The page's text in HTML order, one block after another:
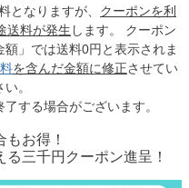
となりますが、 クーポンを利
送料が発生 します。 クーポン
」では送料0円と表示されま
を含んだ金額に修正させてい
。
する場合がございます。
お得！
三千円クーポン進呈！